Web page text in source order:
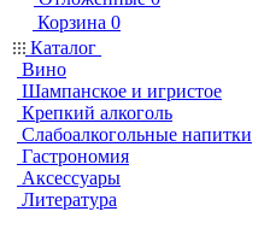
Корзина 0
Каталог
Вино
Шампанское и игристое
Крепкий алкоголь
Слабоалкогольные напитки
Гастрономия
Аксессуары
Литература